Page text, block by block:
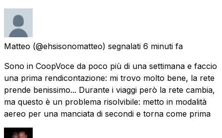
Matteo (@ehsisonomatteo) segnalati 6 minuti fa
Sono in CoopVoce da poco più di una settimana e faccio
una prima rendicontazione: mi trovo molto bene, la rete
prende benissimo... Durante i viaggi però la rete cambia,
ma questo è un problema risolvibile: metto in modalità
aereo per una manciata di secondi e torna come prima